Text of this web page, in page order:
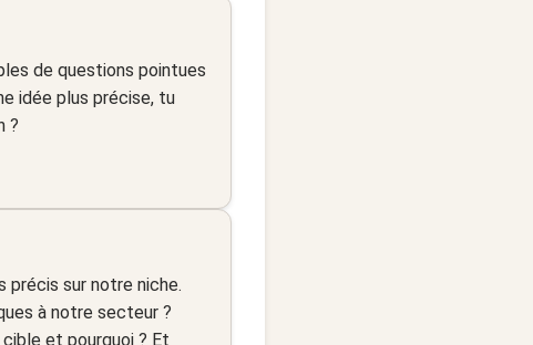
de questions pointues
idée plus précise, tu
?
précis sur notre niche.
à notre secteur ?
et pourquoi ? Et